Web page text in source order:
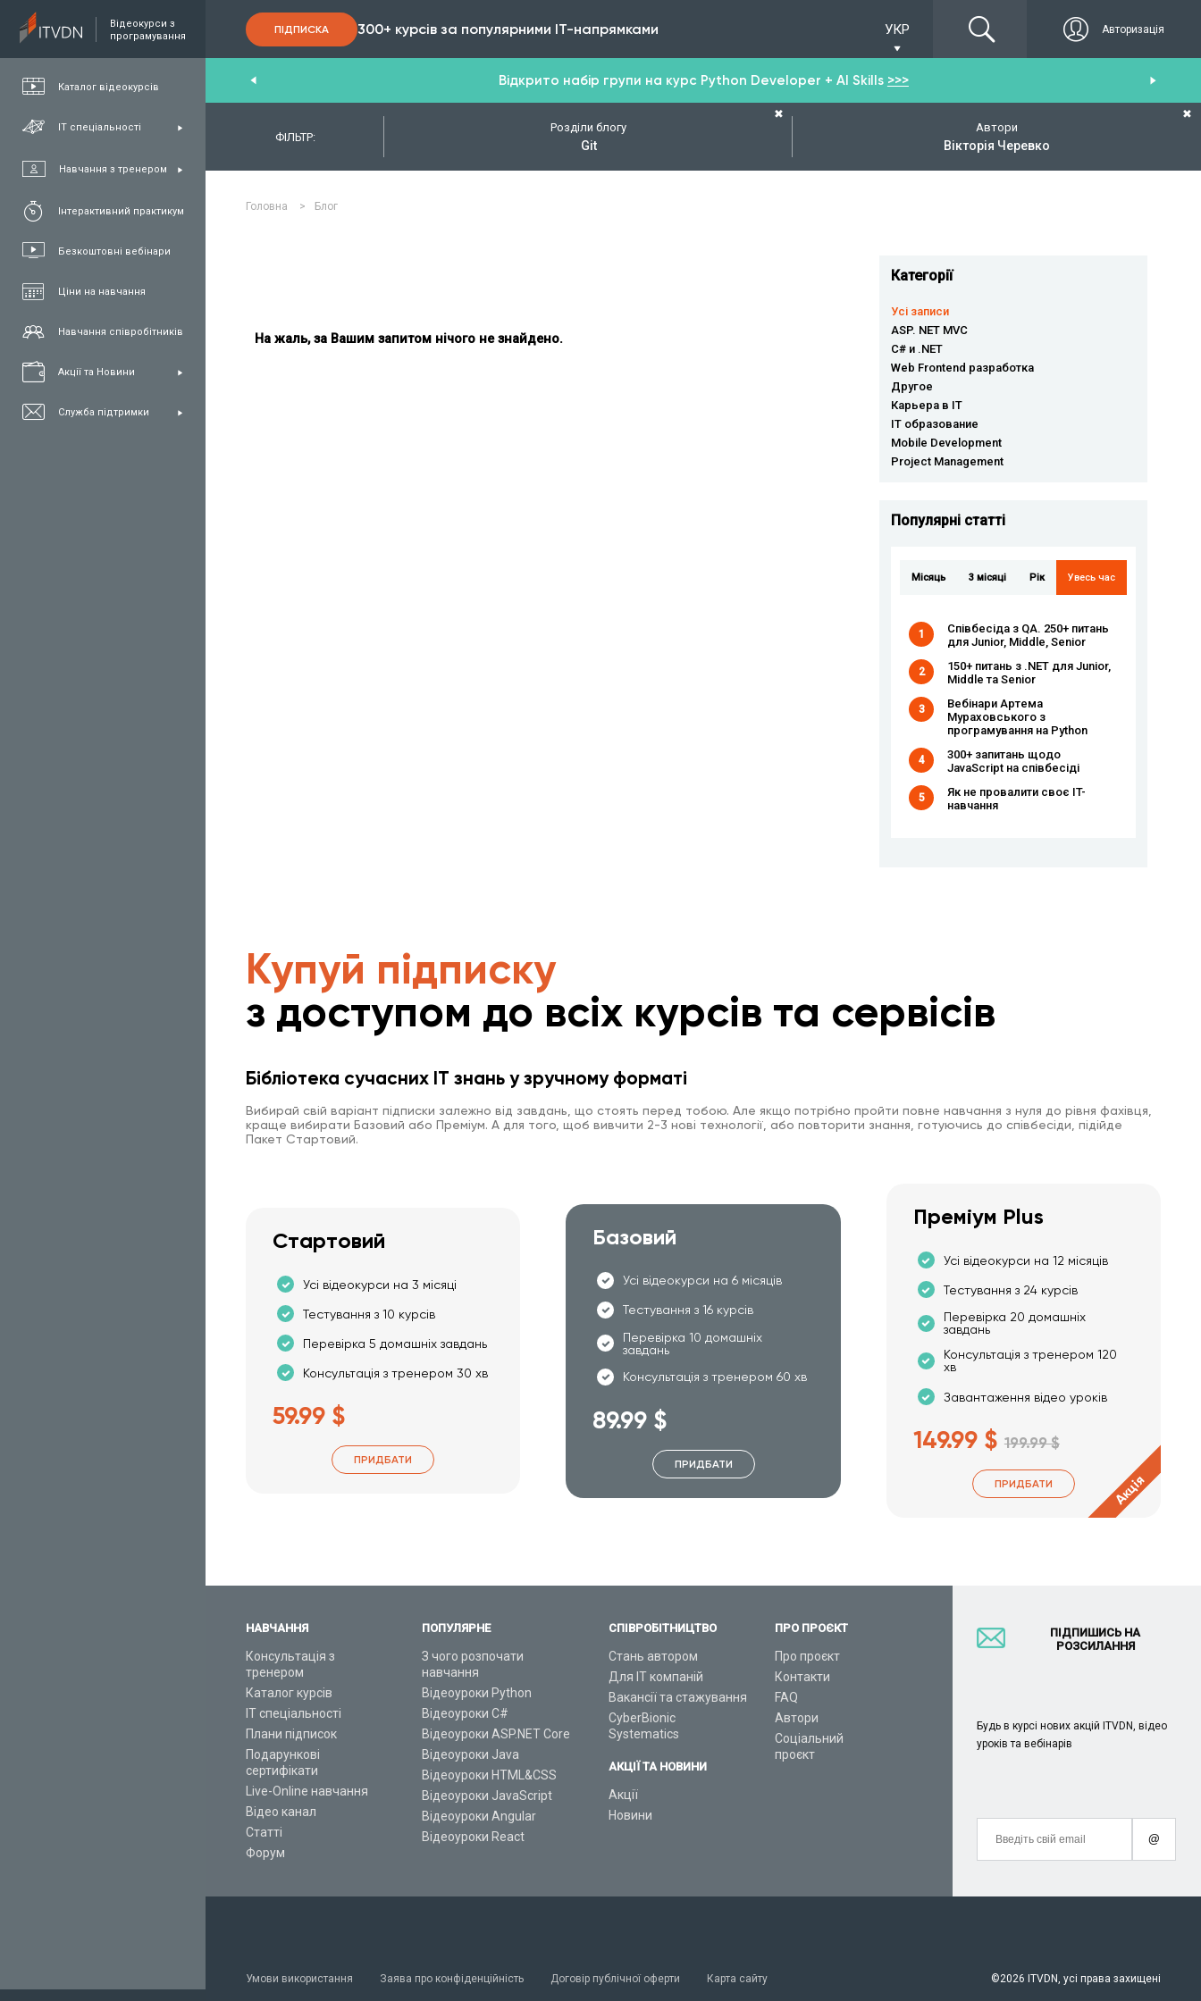
Відеокурси з
програмування
Каталог відеокурсів
ІТ спеціальності
Навчання з тренером
Інтерактивний практикум
Безкоштовні вебінари
Ціни на навчання
Навчання співробітників
Акції та Новини
Служба підтримки
ПІДПИСКА 300+ курсів за популярними IT-напрямками УКР Авторизація
FullStack C#/.NET Java Відкрито набір групи на курс Python Developer + AI Skills >>>
ФІЛЬТР:
Розділи блогу
Git
✖
Автори
Вікторія Черевко
✖
Головна > Блог
На жаль, за Вашим запитом нічого не знайдено.
Категорії
Усі записи
ASP. NET MVC
C# и .NET
Web Frontend разработка
Другое
Карьера в IT
IT образование
Mobile Development
Project Management
Популярні статті
Місяць 3 місяці Рік Увесь час
1
Співбесіда з QA. 250+ питань
для Junior, Middle, Senior
2
150+ питань з .NET для Junior,
Middle та Senior
3
Вебінари Артема
Мураховського з
програмування на Python
4
300+ запитань щодо
JavaScript на співбесіді
5
Як не провалити своє IT-
навчання
Купуй підписку
з доступом до всіх курсів та сервісів
Бібліотека сучасних IT знань у зручному форматі
Вибирай свій варіант підписки залежно від завдань, що стоять перед тобою. Але якщо потрібно пройти повне навчання з нуля до рівня фахівця,
краще вибирати Базовий або Преміум. А для того, щоб вивчити 2-3 нові технології, або повторити знання, готуючись до співбесіди, підійде
Пакет Стартовий.
Стартовий
Усі відеокурси на 3 місяці
Тестування з 10 курсів
Перевірка 5 домашніх завдань
Консультація з тренером 30 хв
59.99 $
ПРИДБАТИ
Базовий
Усі відеокурси на 6 місяців
Тестування з 16 курсів
Перевірка 10 домашніх
завдань
Консультація з тренером 60 хв
89.99 $
ПРИДБАТИ
Преміум Plus
Усі відеокурси на 12 місяців
Тестування з 24 курсів
Перевірка 20 домашніх
завдань
Консультація з тренером 120
хв
Завантаження відео уроків
149.99 $ 199.99 $
ПРИДБАТИ Акція
НАВЧАННЯ
Консультація з
тренером
Каталог курсів
ІТ спеціальності
Плани підписок
Подарункові
сертифікати
Live-Online навчання
Відео канал
Статті
Форум
ПОПУЛЯРНЕ
З чого розпочати
навчання
Відеоуроки Python
Відеоуроки C#
Відеоуроки ASP.NET Core
Відеоуроки Java
Відеоуроки HTML&CSS
Відеоуроки JavaScript
Відеоуроки Angular
Відеоуроки React
СПІВРОБІТНИЦТВО
Стань автором
Для ІТ компаній
Вакансії та стажування
CyberBionic
Systematics
АКЦІЇ ТА НОВИНИ
Акції
Новини
ПРО ПРОЄКТ
Про проєкт
Контакти
FAQ
Автори
Соціальний
проєкт
ПІДПИШИСЬ НА
РОЗСИЛАННЯ
Будь в курсі нових акцій ITVDN, відео
уроків та вебінарів
@
Умови використання Заява про конфіденційність Договір публічної оферти Карта сайту ©2026 ITVDN, усі права захищені